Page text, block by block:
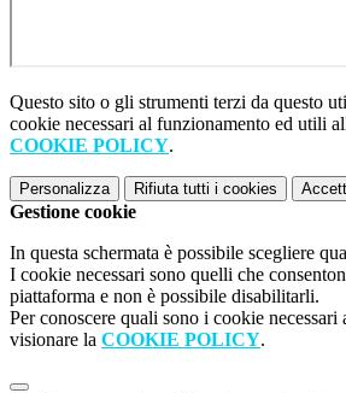
Questo sito o gli strumenti terzi da questo
cookie necessari al funzionamento ed utili
COOKIE POLICY.
Personalizza Rifiuta tutti i cookies
Gestione cookie
In questa schermata è possibile scegliere
I cookie necessari sono quelli che
piattaforma e non è possibile disabilitarli.
Per conoscere quali sono i cookie
visionare la COOKIE POLICY.